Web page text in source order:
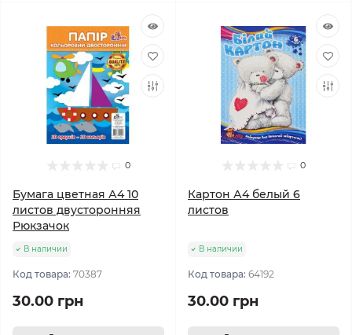
0
Бумага цветная А4 10
листов двусторонняя
Рюкзачок
В наличии
Код товара: 70387
30.00 грн
0
Картон А4 белый 6
листов
В наличии
Код товара: 64192
30.00 грн